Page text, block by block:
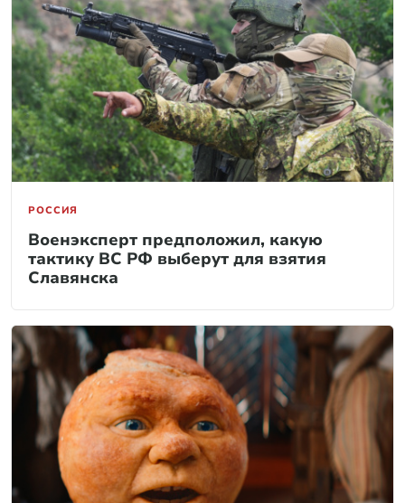
РОССИЯ
Военэксперт предположил, какую
тактику ВС РФ выберут для взятия
Славянска